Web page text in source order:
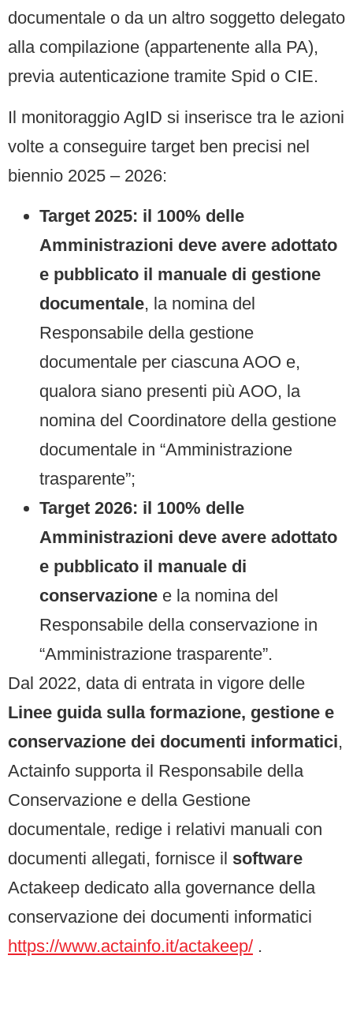
documentale o da un altro soggetto delegato
alla compilazione (appartenente alla PA),
previa autenticazione tramite Spid o CIE.
Il monitoraggio AgID si inserisce tra le azioni
volte a conseguire target ben precisi nel
biennio 2025 – 2026:
Target 2025: il 100% delle
Amministrazioni deve avere adottato
e pubblicato il manuale di gestione
documentale, la nomina del
Responsabile della gestione
documentale per ciascuna AOO e,
qualora siano presenti più AOO, la
nomina del Coordinatore della gestione
documentale in “Amministrazione
trasparente”;
Target 2026: il 100% delle
Amministrazioni deve avere adottato
e pubblicato il manuale di
conservazione e la nomina del
Responsabile della conservazione in
“Amministrazione trasparente”.
Dal 2022, data di entrata in vigore delle
Linee guida sulla formazione, gestione e
conservazione dei documenti informatici,
Actainfo supporta il Responsabile della
Conservazione e della Gestione
documentale, redige i relativi manuali con
documenti allegati, fornisce il software
Actakeep dedicato alla governance della
conservazione dei documenti informatici
https://www.actainfo.it/actakeep/ .